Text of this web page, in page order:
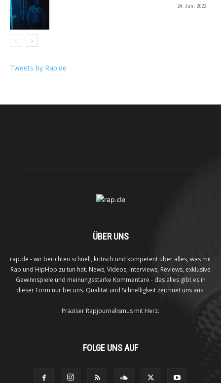
24. Juni 2022
Tweets by Rap.de
ÜBER UNS
rap.de - wir berichten schnell, kritisch und kompetent über alles, was mit
Rap und HipHop zu tun hat. News, Videos, Interviews, Reviews, exklusive
Gewinnspiele und meinungsstarke Kommentare - das alles gibt es in
dieser Form nur bei uns. Qualität und Schnelligkeit zeichnet uns aus.
Präziser Rapjournalismus mit Herz.
FOLGE UNS AUF